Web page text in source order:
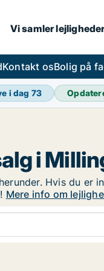
Vi samler
Kontakt osBolig på
i dag 73
i
Hvis du
Mere info om